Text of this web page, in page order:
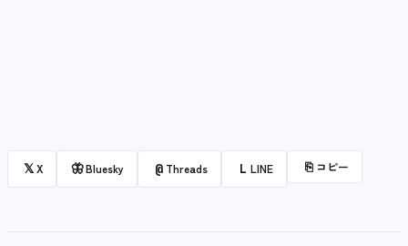
𝕏X 🦋Bluesky @ Threads L LINE ⎘ コピー